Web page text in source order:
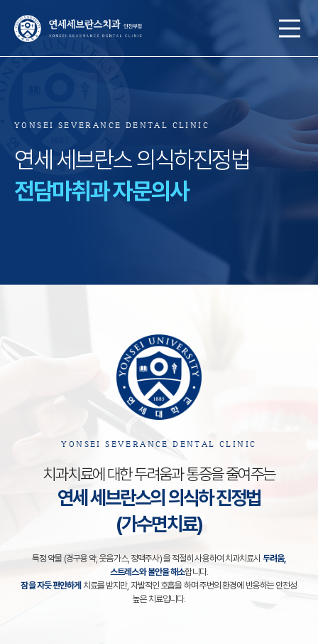
YONSEI SEVERANCE DENTAL CLINIC
연세 세브란스 의식하진정법
전담마취과 자문의사
YONSEI SEVERANCE DENTAL CLINIC
치과치료에 대한 두려움과 통증을 줄여주는
연세 세브란스의 의식하 진정법
(가수면치료)
특정 약물 (경구용 약, 웃음가스, 정맥주사) 을 적절히 사용하여 치과치료시 두려움,
스트레스와 불안을 해소합니다.
잠을 자듯 편안하게 치료를 받지만, 자발적인 호흡을 하며 주변의 환경에 반응하는 안전성
높은 치료입니다.